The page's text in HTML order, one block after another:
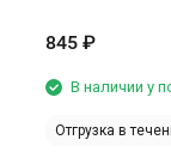
845 ₽
В наличии у
Отгрузка в